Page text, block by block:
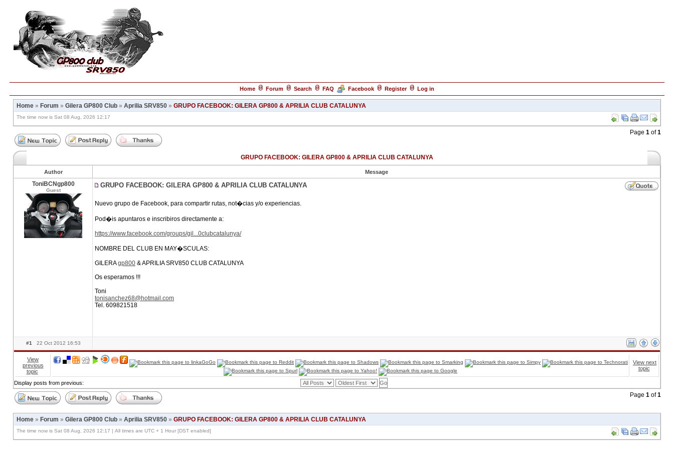
Home Forum Search FAQ Facebook Register Log in
Home » Forum » Gilera GP800 Club » Aprilia SRV850 » GRUPO FACEBOOK: GILERA GP800 & APRILIA CLUB CATALUNYA
The time now is Sat 08 Aug, 2026 12:17
Page 1 of1
GRUPO FACEBOOK: GILERA GP800 & APRILIA CLUB CATALUNYA
Author Message
ToniBCNgp800
Guest
GRUPO FACEBOOK: GILERA GP800 & APRILIA CLUB CATALUNYA
Nuevo grupo de Facebook, para compartir rutas, not�cias y/o experiencias.
Pod�is apuntaros e inscribiros directamente a:
https://www.facebook.com/groups/gil...0clubcatalunya/
NOMBRE DEL CLUB EN MAY�SCULAS:
GILERAgp800 & APRILIA SRV850 CLUB CATALUNYA
Os esperamos !!!
Toni
tonisanchez68@hotmail.com
Tel. 609821518
#1 22 Oct 2012 16:53
View
previous
topic
View next
topic
Display posts from previous:
Page 1 of1
Home » Forum » Gilera GP800 Club » Aprilia SRV850 » GRUPO FACEBOOK: GILERA GP800 & APRILIA CLUB CATALUNYA
The time now is Sat 08 Aug, 2026 12:17 | All times are UTC + 1 Hour [DST enabled]